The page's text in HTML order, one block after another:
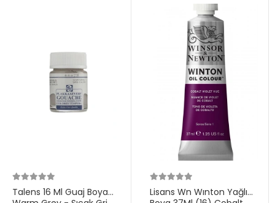
Talens 16 Ml Guaj Boya
Lisans Wn Wınton Yağlı